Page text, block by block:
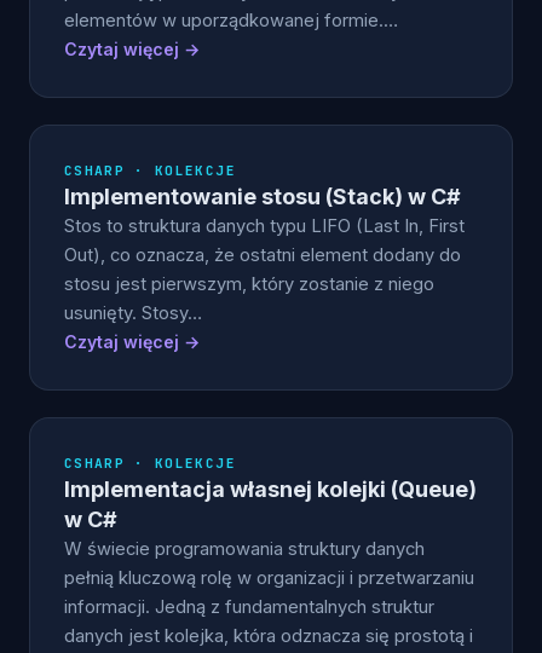
elementów w uporządkowanej formie.…
Czytaj więcej →
CSHARP · KOLEKCJE
Implementowanie stosu (Stack) w C#
Stos to struktura danych typu LIFO (Last In, First
Out), co oznacza, że ostatni element dodany do
stosu jest pierwszym, który zostanie z niego
usunięty. Stosy…
Czytaj więcej →
CSHARP · KOLEKCJE
Implementacja własnej kolejki (Queue)
w C#
W świecie programowania struktury danych
pełnią kluczową rolę w organizacji i przetwarzaniu
informacji. Jedną z fundamentalnych struktur
danych jest kolejka, która odznacza się prostotą i